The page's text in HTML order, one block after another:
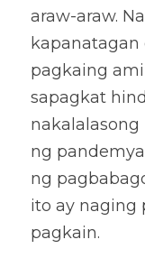
araw-araw.
pagkaing
sapagkat
ng
ng
ito ay naging
pagkain.